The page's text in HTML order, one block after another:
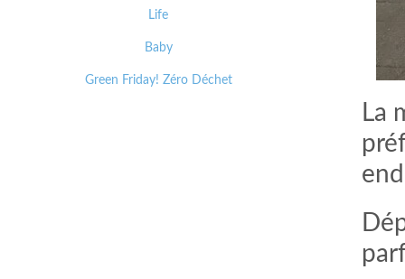
La
Life
Baby
Green Friday! Zéro Déchet